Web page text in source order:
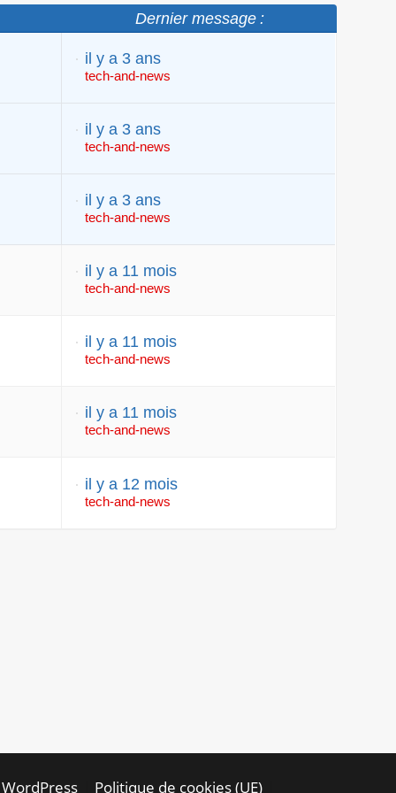
Dernier message :
il y a 3 ans
tech-and-news
il y a 3 ans
tech-and-news
il y a 3 ans
tech-and-news
il y a 11 mois
tech-and-news
il y a 11 mois
tech-and-news
il y a 11 mois
tech-and-news
il y a 12 mois
tech-and-news
Politique de cookies (UE)